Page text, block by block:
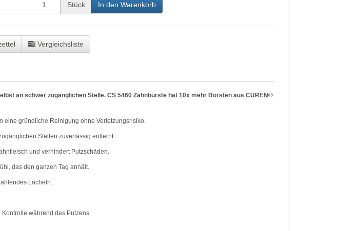
Stück In den Warenkorb
Vergleichsliste
an schwer zugänglichen Stelle. CS 5460 Zahnbürste hat 10x mehr Borsten aus CUREN®
eine gründliche Reinigung ohne Verletzungsrisiko.
Stellen zuverlässig entfernt.
und verhindert Putzschäden.
das den ganzen Tag anhält.
Lächeln.
während des Putzens.